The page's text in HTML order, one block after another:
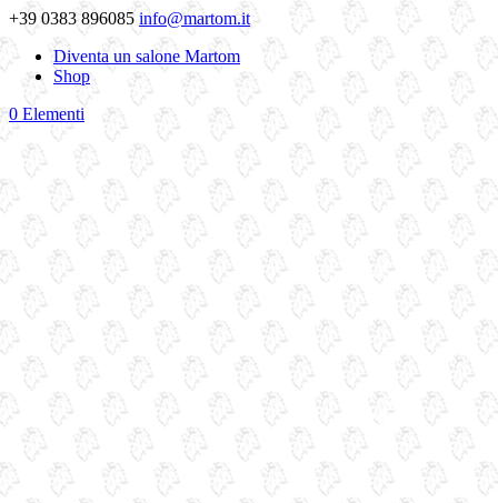
+39 0383 896085 info@martom.it
Diventa un salone Martom
Shop
0 Elementi